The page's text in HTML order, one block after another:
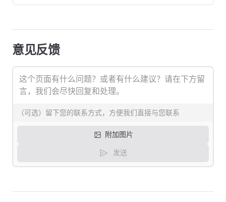
意见反馈
附加图片
发送